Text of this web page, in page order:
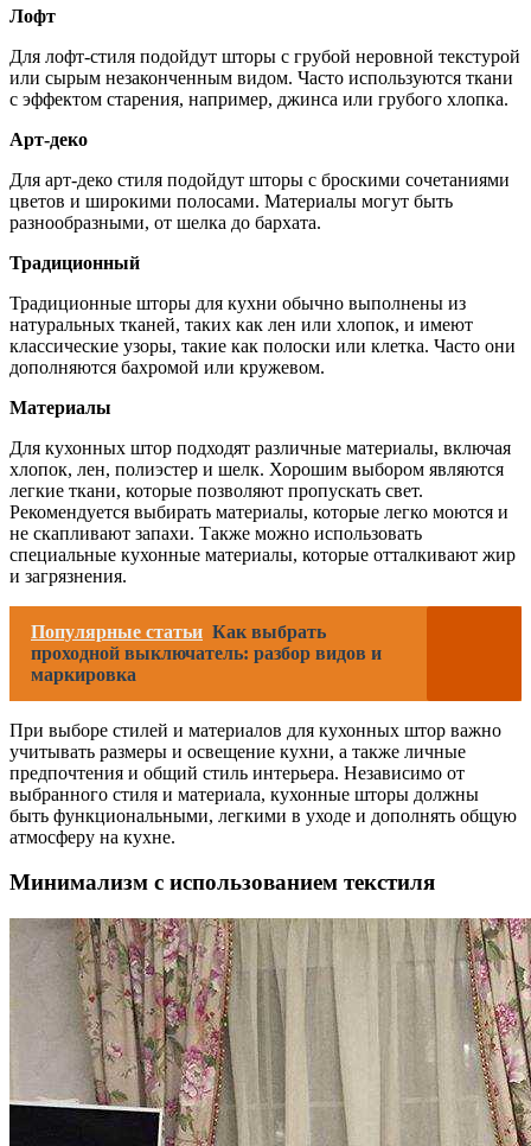
Лофт
Для лофт-стиля подойдут шторы с грубой неровной текстурой
или сырым незаконченным видом. Часто используются ткани
с эффектом старения, например, джинса или грубого хлопка.
Арт-деко
Для арт-деко стиля подойдут шторы с броскими сочетаниями
цветов и широкими полосами. Материалы могут быть
разнообразными, от шелка до бархата.
Традиционный
Традиционные шторы для кухни обычно выполнены из
натуральных тканей, таких как лен или хлопок, и имеют
классические узоры, такие как полоски или клетка. Часто они
дополняются бахромой или кружевом.
Материалы
Для кухонных штор подходят различные материалы, включая
хлопок, лен, полиэстер и шелк. Хорошим выбором являются
легкие ткани, которые позволяют пропускать свет.
Рекомендуется выбирать материалы, которые легко моются и
не скапливают запахи. Также можно использовать
специальные кухонные материалы, которые отталкивают жир
и загрязнения.
Популярные статьи Как выбрать
проходной выключатель: разбор видов и
маркировка
При выборе стилей и материалов для кухонных штор важно
учитывать размеры и освещение кухни, а также личные
предпочтения и общий стиль интерьера. Независимо от
выбранного стиля и материала, кухонные шторы должны
быть функциональными, легкими в уходе и дополнять общую
атмосферу на кухне.
Минимализм с использованием текстиля